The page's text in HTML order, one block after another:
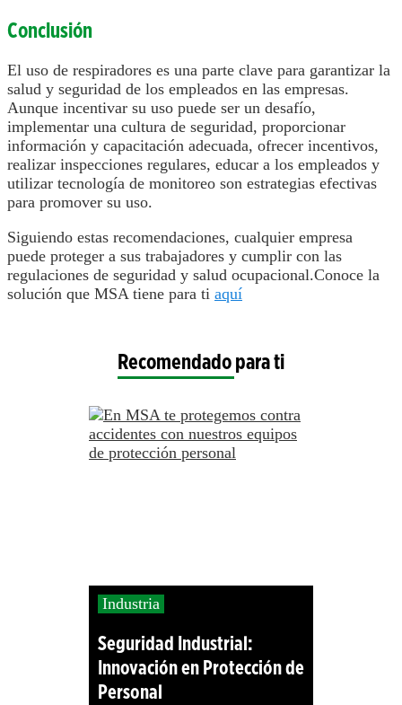
Conclusión
El uso de respiradores es una parte clave para garantizar la
salud y seguridad de los empleados en las empresas.
Aunque incentivar su uso puede ser un desafío,
implementar una cultura de seguridad, proporcionar
información y capacitación adecuada, ofrecer incentivos,
realizar inspecciones regulares, educar a los empleados y
utilizar tecnología de monitoreo son estrategias efectivas
para promover su uso.
Siguiendo estas recomendaciones, cualquier empresa
puede proteger a sus trabajadores y cumplir con las
regulaciones de seguridad y salud ocupacional.Conoce la
solución que MSA tiene para ti aquí
Recomendado para ti
Industria
Seguridad Industrial:
Innovación en Protección de
Personal